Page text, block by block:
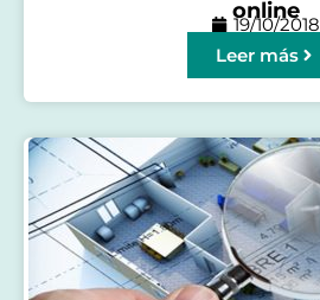
online
19/10/2018
Leer más